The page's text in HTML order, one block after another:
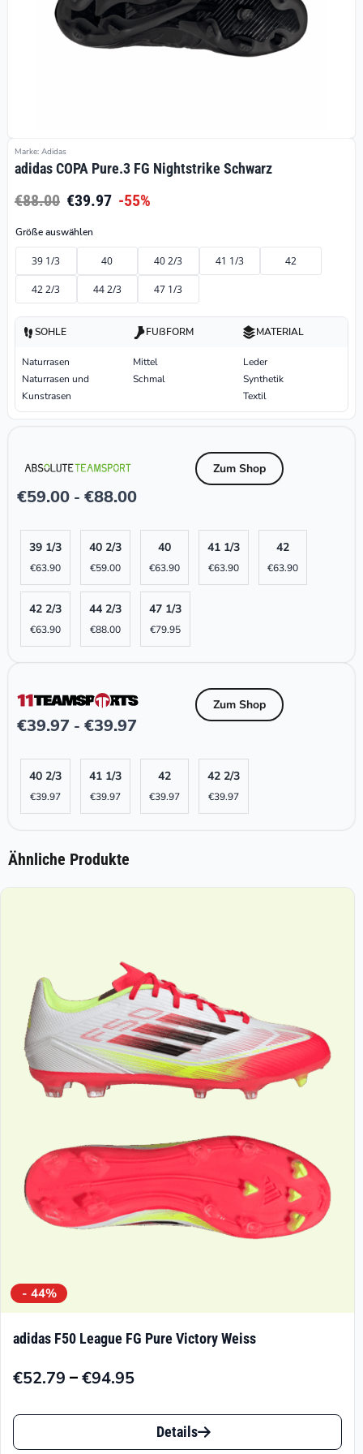
Marke: Adidas
adidas COPA Pure.3 FG Nightstrike Schwarz
€88.00 €39.97 -55%
Größe auswählen
39 1/3 40 40 2/3 41 1/3 42
42 2/3 44 2/3 47 1/3
SOHLE
Naturrasen
Naturrasen und
Kunstrasen
FUßFORM
Mittel
Schmal
MATERIAL
Leder
Synthetik
Textil
€59.00 - €88.00
Zum Shop
39 1/3
€63.90
40 2/3
€59.00
40
€63.90
41 1/3
€63.90
42
€63.90
42 2/3
€63.90
44 2/3
€88.00
47 1/3
€79.95
€39.97 - €39.97
Zum Shop
40 2/3
€39.97
41 1/3
€39.97
42
€39.97
42 2/3
€39.97
Ähnliche Produkte
- 44%
adidas F50 League FG Pure Victory Weiss
€52.79 –€94.95
Preisspanne:
Dieses
Produkt
Details